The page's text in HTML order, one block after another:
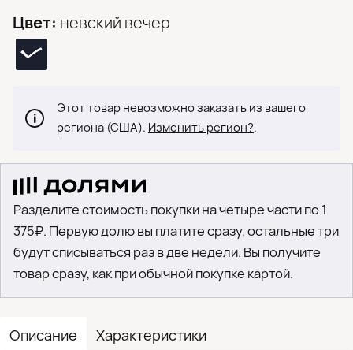
Описание Характеристики
Цвет: невский вечер
Этот товар невозможно заказать из вашего
региона (США). Изменить регион?.
Разделите стоимость покупки на четыре части по 1
375₽. Первую долю вы платите сразу, остальные три
будут списываться раз в две недели. Вы получите
товар сразу, как при обычной покупке картой.